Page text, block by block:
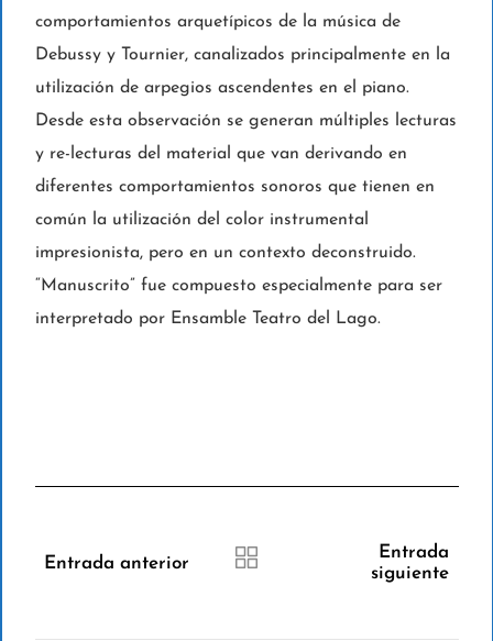
comportamientos arquetípicos de la música de
Debussy y Tournier, canalizados principalmente en la
utilización de arpegios ascendentes en el piano.
Desde esta observación se generan múltiples lecturas
y re-lecturas del material que van derivando en
diferentes comportamientos sonoros que tienen en
común la utilización del color instrumental
impresionista, pero en un contexto deconstruido.
“Manuscrito” fue compuesto especialmente para ser
interpretado por Ensamble Teatro del Lago.
Entrada anterior
Entrada
siguiente